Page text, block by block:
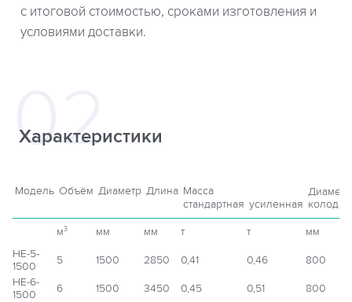
с итоговой стоимостью, сроками изготовления и
условиями доставки.
Характеристики
Модель Объём Диаметр Длина Масса
Диаметр
стандартная усиленная колодца
м3 мм мм т т
мм
НЕ-5-
1500
5 1500 2850 0,41 0,46
800
НЕ-6-
1500
6 1500 3450 0,45 0,51
800